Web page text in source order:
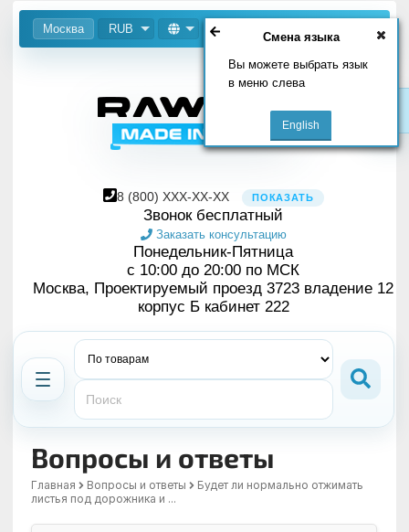
Москва RUB
Смена языка
Вы можете выбрать язык
в меню слева
8 (800) XXX-XX-XX ПОКАЗАТЬ
Звонок бесплатный
Заказать консультацию
Понедельник-Пятница
с 10:00 до 20:00 по МСК
Москва, Проектируемый проезд 3723 владение 12
корпус Б кабинет 222
Вопросы и ответы
Главная Вопросы и ответы
Будет ли нормально отжимать
листья под дорожника и ...